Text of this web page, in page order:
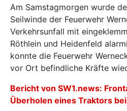
Am Samstagmorgen wurde
Seilwinde der Feuerwehr
Verkehrsunfall mit
Röthlein und Heidenfeld
konnte die Feuerwehr
vor Ort befindliche Kräfte
Bericht von SW1.news:
Überholen eines Traktors